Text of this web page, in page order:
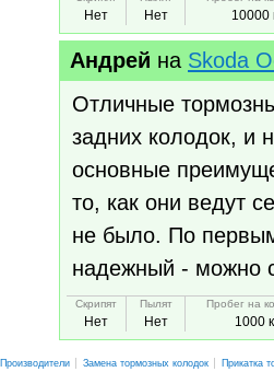
Нет Нет 10000
Андрей на Skoda
Отличные
задних колодок, и
основные
то, как они ведут
не было. По первым
надежный - можно
Скрипят
Нет
Пылят
Нет
Пробег на
1000
Производители Замена тормозных колодок Прикатка